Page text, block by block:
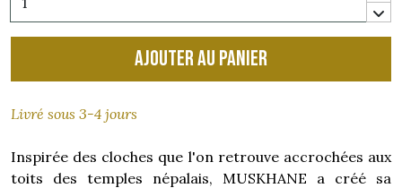
Ajouter au panier
Livré sous 3-4 jours
Inspirée des cloches que l'on retrouve accrochées aux
toits des temples népalais, MUSKHANE a créé sa